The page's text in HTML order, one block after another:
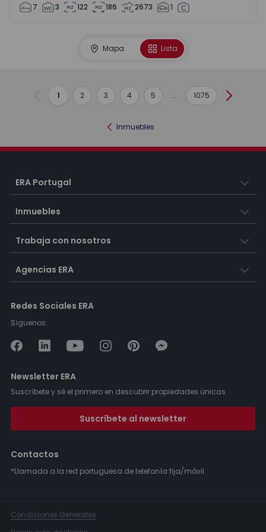
7 3 122 186 2673 1
Mapa Lista
Anterior
1 2 3 4 5 ... 1075
Inmuebles
ERA Portugal
Inmuebles
Trabaja con nosotros
Agencias ERA
Redes Sociales ERA
Síguenos:
Newsletter ERA
Suscríbete y sé el primero en descubrir propiedades únicas.
Suscríbete al newsletter
Contactos
*Llamada a la red portuguesa de telefonía fija/móvil.
Condiciones Generales